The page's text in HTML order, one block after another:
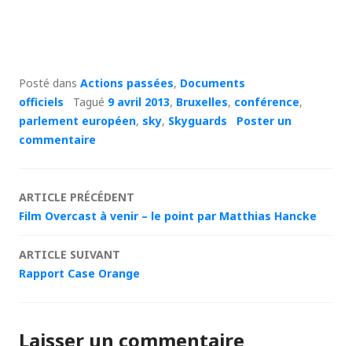
Posté dans Actions passées, Documents
officiels
Tagué 9 avril 2013, Bruxelles, conférence,
parlement européen, sky, Skyguards
Poster un
commentaire
Navigation
articles
ARTICLE PRÉCÉDENT
Film Overcast à venir – le point par Matthias Hancke
ARTICLE SUIVANT
Rapport Case Orange
Laisser un commentaire